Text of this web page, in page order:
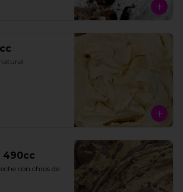
490cc
con chips de